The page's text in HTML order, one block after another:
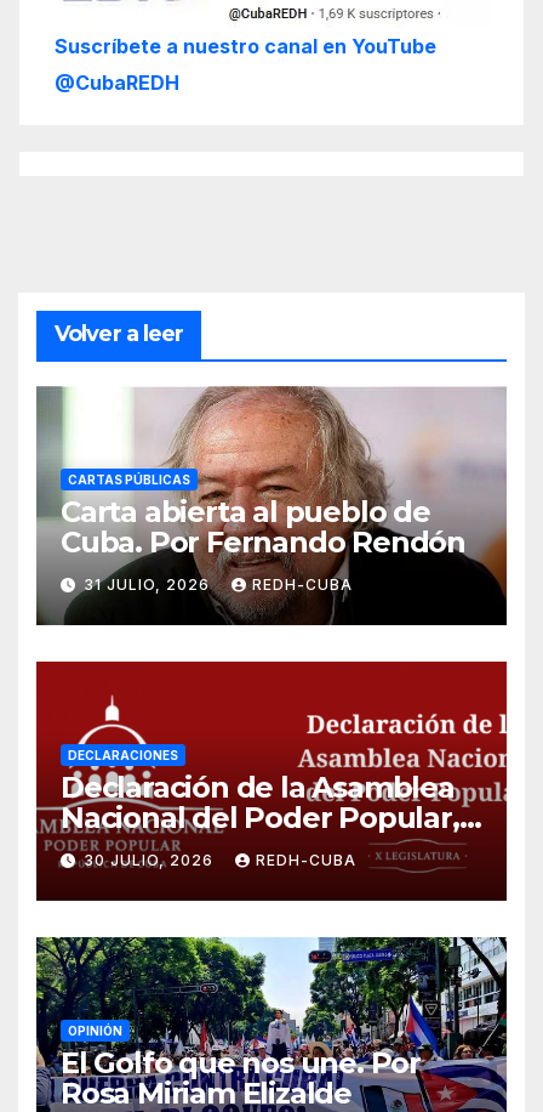
Suscríbete a nuestro canal en YouTube
@CubaREDH
Volver a leer
CARTAS PÚBLICAS
Carta abierta al pueblo de
Cuba. Por Fernando Rendón
31 JULIO, 2026 REDH-CUBA
DECLARACIONES
Declaración de la Asamblea
Nacional del Poder Popular,
¡Cesen el cerco energético y
el castigo colectivo al pueblo
cubano!
30 JULIO, 2026 REDH-CUBA
OPINIÓN
El Golfo que nos une. Por
Rosa Miriam Elizalde